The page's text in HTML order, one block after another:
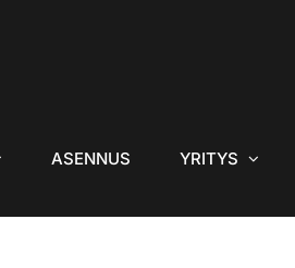
ASENNUS YRITYS